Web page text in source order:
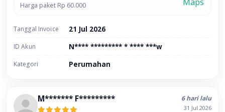
Harga paket Rp 60.000
Tanggal Invoice 21 Jul 2026
ID Akun N**** ********* * **** ***w
Kategori Perumahan
M******* F********* 6 hari lalu
31 Jul 2026